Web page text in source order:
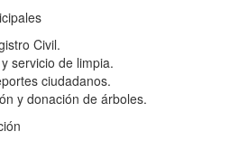
Civil.
servicio de limpia.
ciudadanos.
y donación de árboles.